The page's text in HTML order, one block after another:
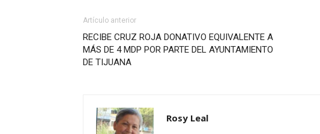
Artículo anterior
RECIBE CRUZ ROJA DONATIVO EQUIVALENTE A
MÁS DE 4 MDP POR PARTE DEL AYUNTAMIENTO
DE TIJUANA
Rosy Leal